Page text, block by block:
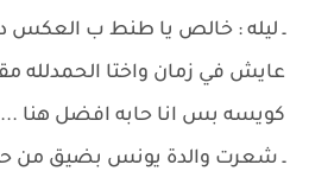
ـ ليله : خالص يا طنط ب العكس
عايش في زمان واختا الحمدلله
كويسه بس انا حابه افضل هنا ...
ـ شعرت والدة يونس بضيق من